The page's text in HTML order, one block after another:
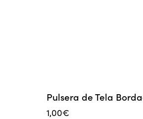
Pulsera de Tela
1,00€